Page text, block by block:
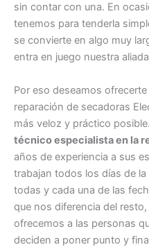
sin contar con una. En
tenemos para tenderla
se convierte en algo muy
entra en juego nuestra
Por eso deseamos
reparación de secadoras
más veloz y práctico
técnico especialista en la
años de experiencia a sus
trabajan todos los días de
todas y cada una de las
que nos diferencia del
ofrecemos a las personas
deciden a poner punto y